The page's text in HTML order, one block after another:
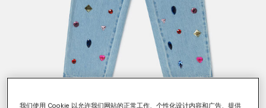
我们使用 Cookie 以允许我们网站的正常工作、个性化设计内容和广告、提供